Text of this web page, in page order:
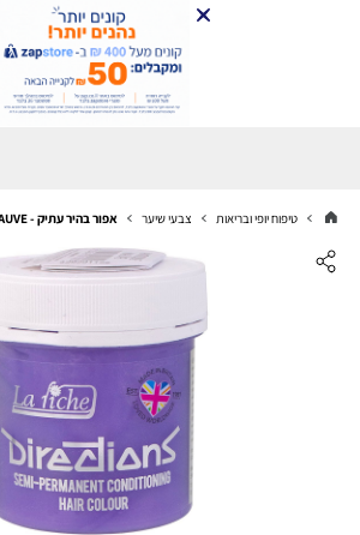
טיפוח יופי ובריאות צבעי שיער אפור בהיר עתיק - ANTIQUE MAUVE